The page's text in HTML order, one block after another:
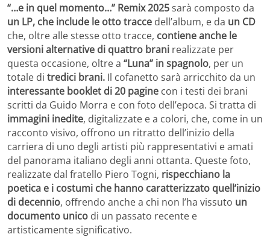
“…e in quel momento…” Remix 2025sarà composto da
un LP, che include le otto tracce dell’album, e da un CD
che, oltre alle stesse otto tracce, contiene anche le
versioni alternative di quattro brani realizzate per
questa occasione, oltre a “Luna” in spagnolo, per un
totale di tredici brani. Il cofanetto sarà arricchito da un
interessante booklet di 20 pagine con i testi dei brani
scritti da Guido Morra e con foto dell’epoca. Si tratta di
immagini inedite, digitalizzate e a colori, che, come in un
racconto visivo, offrono un ritratto dell’inizio della
carriera di uno degli artisti più rappresentativi e amati
del panorama italiano degli anni ottanta. Queste foto,
realizzate dal fratello Piero Togni, rispecchiano la
poetica e i costumi che hanno caratterizzato quell’inizio
di decennio, offrendo anche a chi non l’ha vissuto un
documento unico di un passato recente e
artisticamente significativo.